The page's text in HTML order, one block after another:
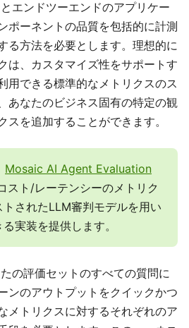
エンドツーエンドのアプリケー
ポーネントの品質を包括的に計測
る方法を必要とします。理想的に
は、カスタマイズ性をサポートす
用できる標準的なメトリクスのス
あなたのビジネス固有の特定の観
スを追加することができます。
Mosaic AI Agent Evaluation
スト/レーテンシーのメトリク
されたLLM審判モデルを用い
実装を提供します。
の評価セットのすべての質問に
ンのアウトプットをクイックかつ
メトリクスに対するそれぞれのア